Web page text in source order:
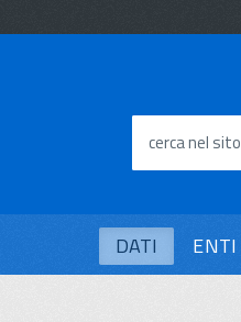
cerca nel sito
DATI ENTI